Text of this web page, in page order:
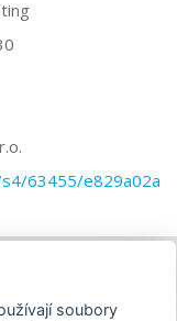
63455/e829a02a
soubory